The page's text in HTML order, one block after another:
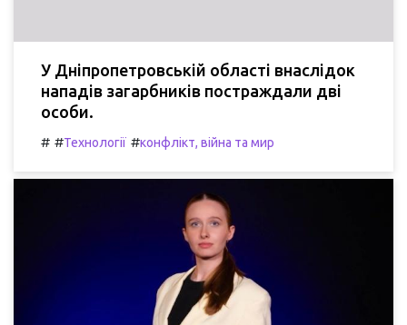
У Дніпропетровській області внаслідок
нападів загарбників постраждали дві
особи.
# #Технології #конфлікт, війна та мир